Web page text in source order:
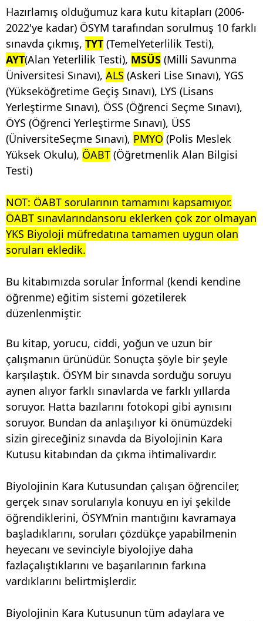
Hazırlamış olduğumuz kara kutu kitapları (2006-
2022'ye kadar) ÖSYM tarafından sorulmuş 10 farklı
sınavda çıkmış, TYT (TemelYeterlilik Testi),
AYT(Alan Yeterlilik Testi), MSÜS (Milli Savunma
Üniversitesi Sınavı), ALS (Askeri Lise Sınavı), YGS
(Yükseköğretime Geçiş Sınavı), LYS (Lisans
Yerleştirme Sınavı), ÖSS (Öğrenci Seçme Sınavı),
ÖYS (Öğrenci Yerleştirme Sınavı), ÜSS
(ÜniversiteSeçme Sınavı), PMYO (Polis Meslek
Yüksek Okulu), ÖABT (Öğretmenlik Alan Bilgisi
Testi)
NOT: ÖABT sorularının tamamını kapsamıyor.
ÖABT sınavlarındansoru eklerken çok zor olmayan
YKS Biyoloji müfredatına tamamen uygun olan
soruları ekledik.
Bu kitabımızda sorular İnformal (kendi kendine
öğrenme) eğitim sistemi gözetilerek
düzenlenmiştir.
Bu kitap, yorucu, ciddi, yoğun ve uzun bir
çalışmanın ürünüdür. Sonuçta şöyle bir şeyle
karşılaştık. ÖSYM bir sınavda sorduğu soruyu
aynen alıyor farklı sınavlarda ve farklı yıllarda
soruyor. Hatta bazılarını fotokopi gibi aynısını
soruyor. Bundan da anlaşılıyor ki önümüzdeki
sizin gireceğiniz sınavda da Biyolojinin Kara
Kutusu kitabından da çıkma ihtimalivardır.
Biyolojinin Kara Kutusundan çalışan öğrenciler,
gerçek sınav sorularıyla konuyu en iyi şekilde
öğrendiklerini, ÖSYM’nin mantığını kavramaya
başladıklarını, soruları çözdükçe yapabilmenin
heyecanı ve sevinciyle biyolojiye daha
fazlaçalıştıklarını ve başarılarının farkına
vardıklarını belirtmişlerdir.
Biyolojinin Kara Kutusunun tüm adaylara ve